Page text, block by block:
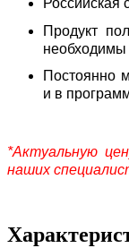
Продукт
необходимы
Постоянно
и в
*Актуальную
наших